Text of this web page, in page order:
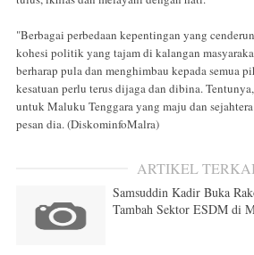
"Berbagai perbedaan kepentingan yang
kohesi politik yang tajam di kalangan
berharap pula dan menghimbau kepada semua
kesatuan perlu terus dijaga dan dibina.
untuk Maluku Tenggara yang maju dan
pesan dia. (DiskominfoMalra)
ARTIKEL
Samsuddin Kadir Buka
Tambah Sektor ESDM di